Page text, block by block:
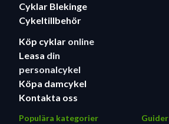
Cyklar Blekinge
Cykeltillbehör
Köp cyklar online
Leasa din
personalcykel
Köpa damcykel
Kontakta oss
Populära kategorier Guider